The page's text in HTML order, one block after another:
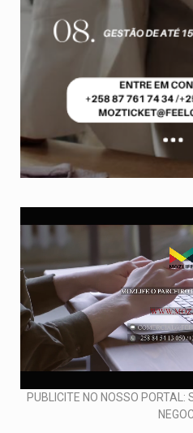
PUBLICITE NO NOSSO PORTAL: